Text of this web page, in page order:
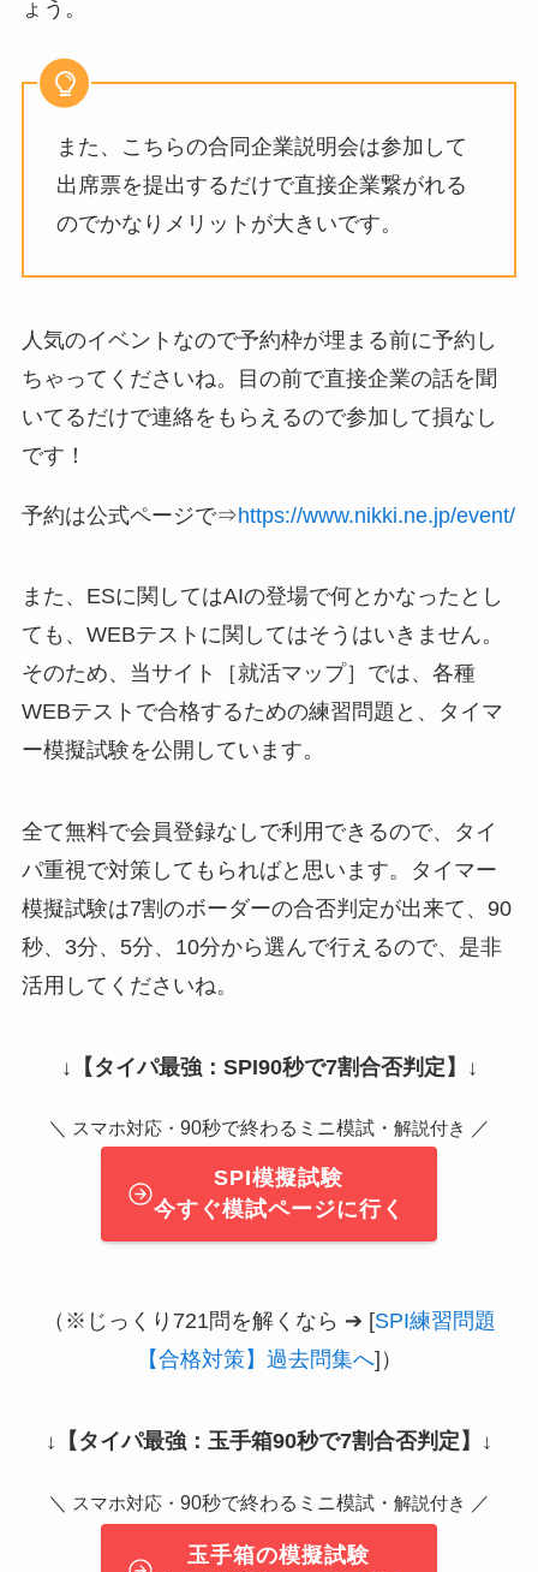
ょう。
また、こちらの合同企業説明会は参加して
出席票を提出するだけで直接企業繋がれる
のでかなりメリットが大きいです。
人気のイベントなので予約枠が埋まる前に予約し
ちゃってくださいね。目の前で直接企業の話を聞
いてるだけで連絡をもらえるので参加して損なし
です！
予約は公式ページで⇒https://www.nikki.ne.jp/event/
また、ESに関してはAIの登場で何とかなったとし
ても、WEBテストに関してはそうはいきません。
そのため、当サイト［就活マップ］では、各種
WEBテストで合格するための練習問題と、タイマ
ー模擬試験を公開しています。
全て無料で会員登録なしで利用できるので、タイ
パ重視で対策してもらればと思います。タイマー
模擬試験は7割のボーダーの合否判定が出来て、90
秒、3分、5分、10分から選んで行えるので、是非
活用してくださいね。
↓ 【タイパ最強：SPI90秒で7割合否判定】 ↓
＼ スマホ対応・ 90秒で終わるミニ模試・ 解説付き ／
SPI模擬試験
今すぐ模試ページに行く
（※じっくり721問を解くなら ➔ [SPI練習問題
【合格対策】過去問集へ]）
↓ 【タイパ最強：玉手箱90秒で7割合否判定】 ↓
＼ スマホ対応・ 90秒で終わるミニ模試・ 解説付き ／
玉手箱の模擬試験